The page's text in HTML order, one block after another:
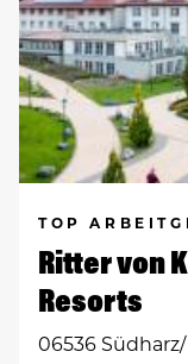
TOP
Ritter von
Resorts
06536